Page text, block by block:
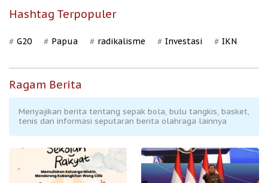
Hashtag Terpopuler
G20 Papua radikalisme Investasi IKN
Ragam Berita
Menyajikan berita tentang sepak bola, bulu tangkis, basket,
tenis dan informasi seputaran berita olahraga lainnya